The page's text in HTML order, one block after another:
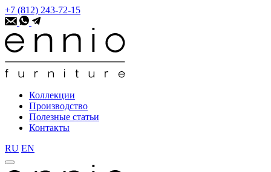
+7 (812) 243-72-15
Коллекции
Производство
Полезные статьи
Контакты
RU EN